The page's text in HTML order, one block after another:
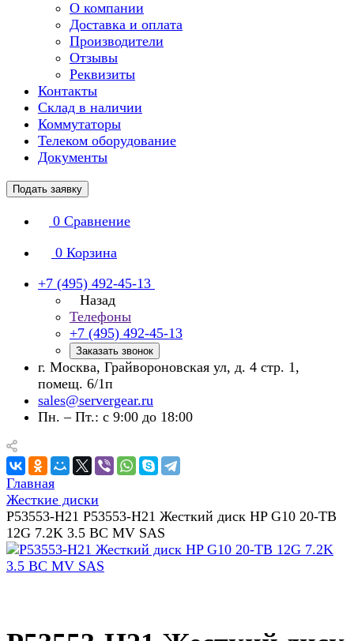
О компании
Доставка и оплата
Производители
Отзывы
Реквизиты
Контакты
Склад в наличии
Коммутаторы
Телеком оборудование
Документы
Подать заявку
0 Сравнение
0 Корзина
+7 (495) 492-45-13
Назад
Телефоны
+7 (495) 492-45-13
Заказать звонок
г. Москва, Грайвороновская ул, д. 4 стр. 1,
помещ. 6/1п
sales@servergear.ru
Пн. – Пт.: с 9:00 до 18:00
Главная
Жесткие диски
P53553-H21 P53553-H21 Жесткий диск HP G10 20-TB
12G 7.2K 3.5 BC MV SAS